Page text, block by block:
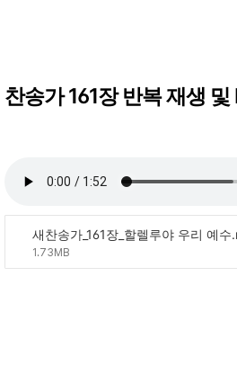
찬송가 161장 반복 재생
새찬송가_161장_할렐루야 우리 예수
1.73MB